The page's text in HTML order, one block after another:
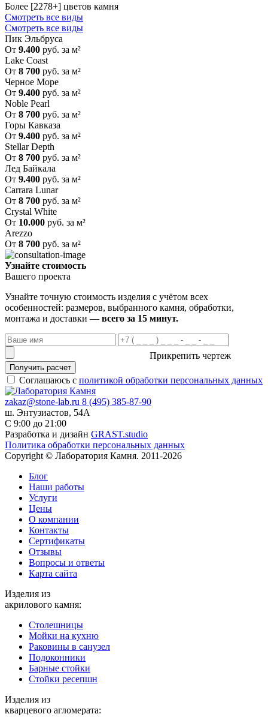
Более [2278+] цветов камня
Смотреть все виды
Смотреть все виды
Пик Эльбруса
От 9.400 руб. за м²
Lake Coast
От 8 700 руб. за м²
Черное Море
От 9.400 руб. за м²
Noble Pearl
От 8 700 руб. за м²
Горы Кавказа
От 9.400 руб. за м²
Stellar Depth
От 8 700 руб. за м²
Лед Байкала
От 9.400 руб. за м²
Carrara Lunar
От 8 700 руб. за м²
Crystal White
От 10.000 руб. за м²
Arezzo
От 8 700 руб. за м²
Узнайте стоимость
Вашего проекта
Узнайте точную стоимость изделия с учётом всех
особенностей: размеров, выбранного камня, обработки,
монтажа и доставки — всего за 15 минут.
Прикрепить чертеж
Получить расчет
Соглашаюсь с политикой обработки персональных данных
zakaz@stone-lab.ru 8 (495) 385-87-90
ш. Энтузиастов, 54А
С 9:00 до 21:00
Разработка и дизайн GRAST.studio
Политика обработки персональных данных
Copyright © Лаборатория Камня. 2011-2026
Блог
Наши работы
Услуги
Цены
О компании
Контакты
Cертификаты
Отзывы
Вопросы и ответы
Карта сайта
Изделия из
акрилового камня:
Столешницы
Мойки на кухню
Раковины в санузел
Подоконники
Барные стойки
Стойки ресепшн
Изделия из
кварцевого агломерата: